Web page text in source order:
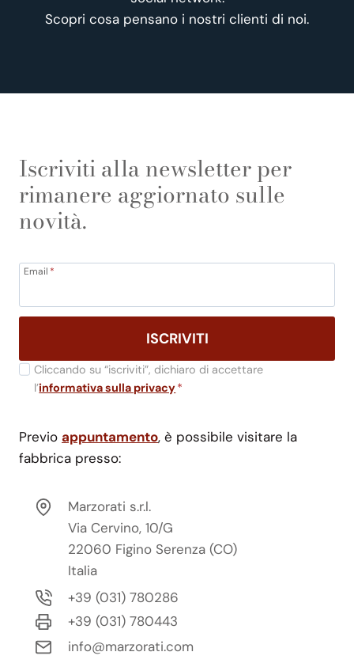
Scopri cosa pensano i nostri clienti di noi.
Iscriviti alla newsletter per
rimanere aggiornato sulle
novità.
Email *
ISCRIVITI
Cliccando su “iscriviti”, dichiaro di accettare
l’informativa sulla privacy*
Previo appuntamento, è possibile visitare la
fabbrica presso:
Marzorati s.r.l.
Via Cervino, 10/G
22060 Figino Serenza (CO)
Italia
+39 (031) 780286
+39 (031) 780443
info@marzorati.com